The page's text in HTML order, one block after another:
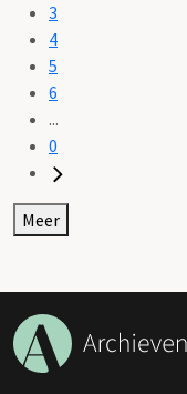
3
4
5
6
...
0
Meer